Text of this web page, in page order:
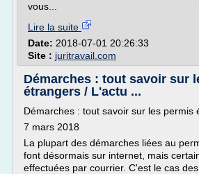
vous...
Lire la suite
Date: 2018-07-01 20:26:33
Site : juritravail.com
Démarches : tout savoir sur
étrangers / L'actu ...
Démarches : tout savoir sur les permis
7 mars 2018
La plupart des démarches liées au
font désormais sur internet, mais
effectuées par courrier. C'est le cas